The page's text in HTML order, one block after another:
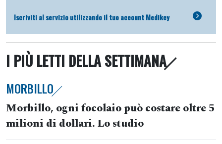
Iscriviti al servizio utilizzando il tuo account Medikey
I PIÙ LETTI DELLA SETTIMANA
MORBILLO
Morbillo, ogni focolaio può costare oltre 5
milioni di dollari. Lo studio